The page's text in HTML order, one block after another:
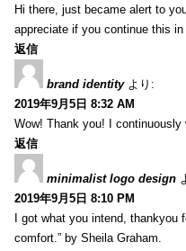
Hi there, just became alert to
appreciate if you continue this
返信
brand identity より:
2019年9月5日 8:32 AM
Wow! Thank you! I
返信
minimalist logo design
2019年9月5日 8:10 PM
I got what you intend, thankyou
comfort.” by Sheila Graham.